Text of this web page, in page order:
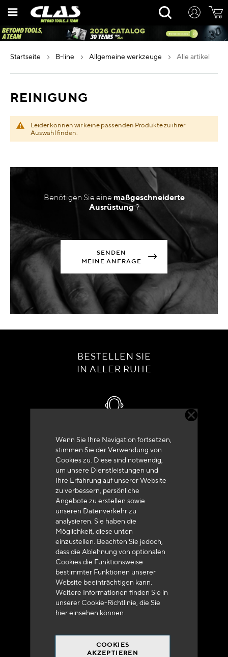
Wenn Sie Ihre Navigation fortsetzen,
stimmen Sie der Verwendung von
Cookies zu. Diese sind notwendig,
um unsere Dienstleistungen und
Ihre Erfahrung auf unserer Website
zu verbessern, persönliche
Angebote zu erstellen sowie
unseren Datenverkehr zu
analysieren. Sie haben die
Möglichkeit, diese unten
einzustellen. Beachten Sie jedoch,
dass die Ablehnung von optionalen
Cookies die Funktionsweise
bestimmter Funktionen unserer
Website beeinträchtigen kann.
Weitere Informationen finden Sie in
unserer Cookie-Richtlinie, die Sie
hiereinsehen können.
COOKIES
AKZEPTIEREN
Inhalt
Rechercher
startseite b-line allgemeine werkzeuge alle artikel
REINIGUNG
Leider können wir keine passenden Produkte zu ihrer
Auswahl finden.
Benötigen Sie einemaßgeschneiderte
Ausrüstung?
SENDEN
MEINE ANFRAGE
BESTELLEN SIE
IN ALLER RUHE
Kundenservice
+33 (0)4 79 72 62 22 Drücken 1
Lieferung innerhalb von 48 bis 72 Stunden in
Metropolitan-Frankreich
Versandkostenfrei
bei 250 Euros*